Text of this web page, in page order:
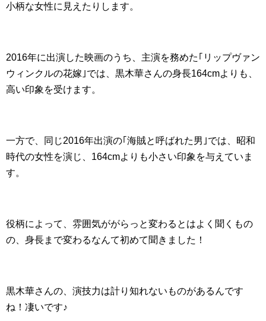
小柄な女性に見えたりします。
2016年に出演した映画のうち、主演を務めた｢リップヴァン
ウィンクルの花嫁｣では、黒木華さんの身長164cmよりも、
高い印象を受けます。
一方で、同じ2016年出演の｢海賊と呼ばれた男｣では、昭和
時代の女性を演じ、164cmよりも小さい印象を与えていま
す。
役柄によって、雰囲気ががらっと変わるとはよく聞くもの
の、身長まで変わるなんて初めて聞きました！
黒木華さんの、演技力は計り知れないものがあるんです
ね！凄いです♪